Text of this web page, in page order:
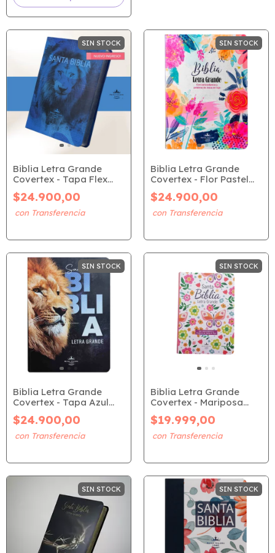
SIN STOCK
Biblia Letra Grande
Covertex - Tapa Flex
León Azul (RVR 1960)
$24.900,00
SIN STOCK
Biblia Letra Grande
Covertex - Flor Pastel
(RVR 1960)
$24.900,00
SIN STOCK
Biblia Letra Grande
Covertex - Tapa Azul
León (RVR 1960)
$24.900,00
SIN STOCK
Biblia Letra Grande
Covertex - Mariposa
(RVR 1960)
$19.999,00
SIN STOCK SIN STOCK